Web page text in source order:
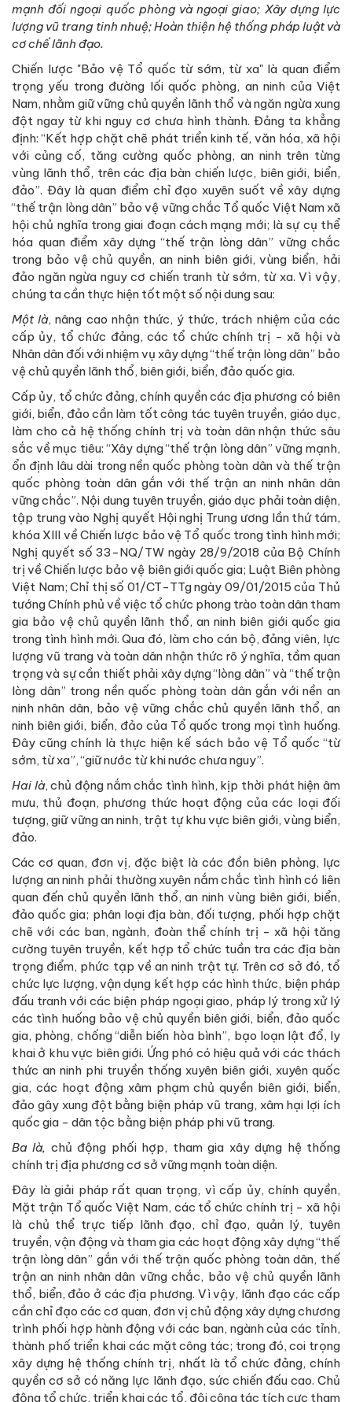
mạnh đối ngoại quốc phòng và ngoại giao; Xây dựng lực
lượng vũ trang tinh nhuệ; Hoàn thiện hệ thống pháp luật và
cơ chế lãnh đạo.
Chiến lược "Bảo vệ Tổ quốc từ sớm, từ xa" là quan điểm
trọng yếu trong đường lối quốc phòng, an ninh của Việt
Nam, nhằm giữ vững chủ quyền lãnh thổ và ngăn ngừa xung
đột ngay từ khi nguy cơ chưa hình thành. Đảng ta khẳng
định: “Kết hợp chặt chẽ phát triển kinh tế, văn hóa, xã hội
với củng cố, tăng cường quốc phòng, an ninh trên từng
vùng lãnh thổ, trên các địa bàn chiến lược, biên giới, biển,
đảo”. Đây là quan điểm chỉ đạo xuyên suốt về xây dựng
“thế trận lòng dân” bảo vệ vững chắc Tổ quốc Việt Nam xã
hội chủ nghĩa trong giai đoạn cách mạng mới; là sự cụ thể
hóa quan điểm xây dựng “thế trận lòng dân” vững chắc
trong bảo vệ chủ quyền, an ninh biên giới, vùng biển, hải
đảo ngăn ngừa nguy cơ chiến tranh từ sớm, từ xa. Vì vậy,
chúng ta cần thực hiện tốt một số nội dung sau:
Một là, nâng cao nhận thức, ý thức, trách nhiệm của các
cấp ủy, tổ chức đảng, các tổ chức chính trị - xã hội và
Nhân dân đối với nhiệm vụ xây dựng “thế trận lòng dân” bảo
vệ chủ quyền lãnh thổ, biên giới, biển, đảo quốc gia.
Cấp ủy, tổ chức đảng, chính quyền các địa phương có biên
giới, biển, đảo cần làm tốt công tác tuyên truyền, giáo dục,
làm cho cả hệ thống chính trị và toàn dân nhận thức sâu
sắc về mục tiêu: “Xây dựng “thế trận lòng dân” vững mạnh,
ổn định lâu dài trong nền quốc phòng toàn dân và thế trận
quốc phòng toàn dân gắn với thế trận an ninh nhân dân
vững chắc”. Nội dung tuyên truyền, giáo dục phải toàn diện,
tập trung vào Nghị quyết Hội nghị Trung ương lần thứ tám,
khóa XIII về Chiến lược bảo vệ Tổ quốc trong tình hình mới;
Nghị quyết số 33-NQ/TW ngày 28/9/2018 của Bộ Chính
trị về Chiến lược bảo vệ biên giới quốc gia; Luật Biên phòng
Việt Nam; Chỉ thị số 01/CT-TTg ngày 09/01/2015 của Thủ
tướng Chính phủ về việc tổ chức phong trào toàn dân tham
gia bảo vệ chủ quyền lãnh thổ, an ninh biên giới quốc gia
trong tình hình mới. Qua đó, làm cho cán bộ, đảng viên, lực
lượng vũ trang và toàn dân nhận thức rõ ý nghĩa, tầm quan
trọng và sự cần thiết phải xây dựng “lòng dân” và “thế trận
lòng dân” trong nền quốc phòng toàn dân gắn với nền an
ninh nhân dân, bảo vệ vững chắc chủ quyền lãnh thổ, an
ninh biên giới, biển, đảo của Tổ quốc trong mọi tình huống.
Đây cũng chính là thực hiện kế sách bảo vệ Tổ quốc “từ
sớm, từ xa”, “giữ nước từ khi nước chưa nguy”.
Hai là, chủ động nắm chắc tình hình, kịp thời phát hiện âm
mưu, thủ đoạn, phương thức hoạt động của các loại đối
tượng, giữ vững an ninh, trật tự khu vực biên giới, vùng biển,
đảo.
Các cơ quan, đơn vị, đặc biệt là các đồn biên phòng, lực
lượng an ninh phải thường xuyên nắm chắc tình hình có liên
quan đến chủ quyền lãnh thổ, an ninh vùng biên giới, biển,
đảo quốc gia; phân loại địa bàn, đối tượng, phối hợp chặt
chẽ với các ban, ngành, đoàn thể chính trị - xã hội tăng
cường tuyên truyền, kết hợp tổ chức tuần tra các địa bàn
trọng điểm, phức tạp về an ninh trật tự. Trên cơ sở đó, tổ
chức lực lượng, vận dụng kết hợp các hình thức, biện pháp
đấu tranh với các biện pháp ngoại giao, pháp lý trong xử lý
các tình huống bảo vệ chủ quyền biên giới, biển, đảo quốc
gia, phòng, chống “diễn biến hòa bình”, bạo loạn lật đổ, ly
khai ở khu vực biên giới. Ứng phó có hiệu quả với các thách
thức an ninh phi truyền thống xuyên biên giới, xuyên quốc
gia, các hoạt động xâm phạm chủ quyền biên giới, biển,
đảo gây xung đột bằng biện pháp vũ trang, xâm hại lợi ích
quốc gia - dân tộc bằng biện pháp phi vũ trang.
Ba là, chủ động phối hợp, tham gia xây dựng hệ thống
chính trị địa phương cơ sở vững mạnh toàn diện.
Đây là giải pháp rất quan trọng, vì cấp ủy, chính quyền,
Mặt trận Tổ quốc Việt Nam, các tổ chức chính trị - xã hội
là chủ thể trực tiếp lãnh đạo, chỉ đạo, quản lý, tuyên
truyền, vận động và tham gia các hoạt động xây dựng “thế
trận lòng dân” gắn với thế trận quốc phòng toàn dân, thế
trận an ninh nhân dân vững chắc, bảo vệ chủ quyền lãnh
thổ, biển, đảo ở các địa phương. Vì vậy, lãnh đạo các cấp
cần chỉ đạo các cơ quan, đơn vị chủ động xây dựng chương
trình phối hợp hành động với các ban, ngành của các tỉnh,
thành phố triển khai các mặt công tác; trong đó, coi trọng
xây dựng hệ thống chính trị, nhất là tổ chức đảng, chính
quyền cơ sở có năng lực lãnh đạo, sức chiến đấu cao. Chủ
động tổ chức, triển khai các tổ, đội công tác tích cực tham